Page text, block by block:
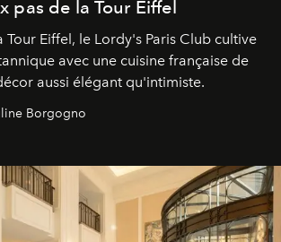
pas de la Tour Eiffel
Tour Eiffel, le Lordy's Paris Club cultive
avec une cuisine française de
aussi élégant qu'intimiste.
Borgogno